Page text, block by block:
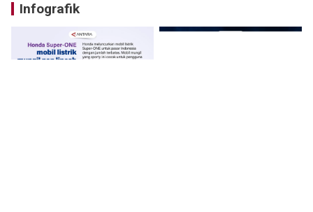
Infografik